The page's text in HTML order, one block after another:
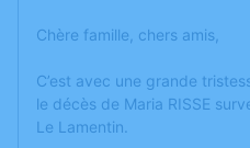
Chère famille, chers amis,
C’est avec une grande
le décès de Maria RISSE
Le Lamentin.